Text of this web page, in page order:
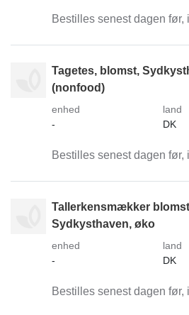
Bestilles senest dagen før,
Tagetes, blomst,
(nonfood)
enhed
-
land
DK
Bestilles senest dagen før,
Tallerkensmækker
Sydkysthaven, øko
enhed
-
land
DK
Bestilles senest dagen før,